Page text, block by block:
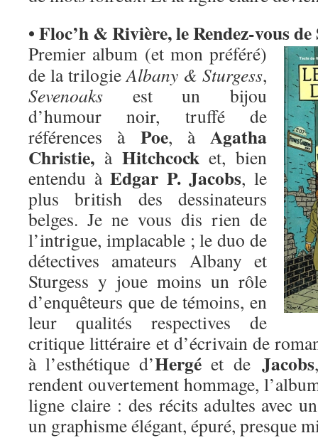
• Floc’h & Rivière, le Rendez-vous
Premier album (et mon préféré)
de la trilogieAlbany & Sturgess,
Sevenoaks est un bijou
d’humour noir, truffé de
références à Poe, à Agatha
Christie, àHitchcocket, bien
entendu àEdgar P. Jacobs, le
plus british des dessinateurs
belges. Je ne vous dis rien de
l’intrigue, implacable ; le duo de
détectives amateurs Albany et
Sturgess y joue moins un rôle
d’enquêteurs que de témoins, en
leur qualités respectives de
critique littéraire et d’écrivain de
à l’esthétique d’Hergé et de Jacobs
rendent ouvertement hommage,
ligne claire : des récits adultes avec
un graphisme élégant, épuré, presque